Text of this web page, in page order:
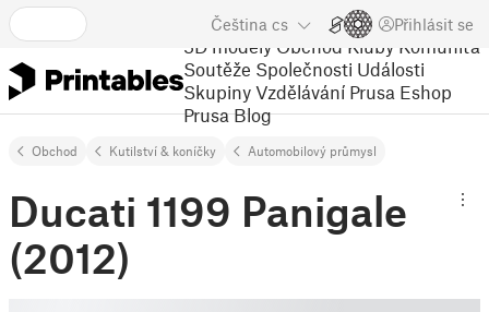
Čeština cs Přihlásit se
3D modely Obchod Kluby Komunita
Soutěže Společnosti Události
Skupiny Vzdělávání Prusa Eshop
Prusa Blog
Obchod Kutilství & koníčky Automobilový průmysl
Ducati 1199 Panigale
(2012)